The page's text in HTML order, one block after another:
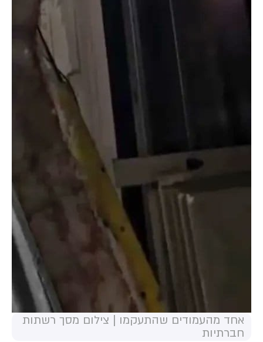
אחד מהעמודים שהתעקמו | צילום מסך רשתות
חברתיות